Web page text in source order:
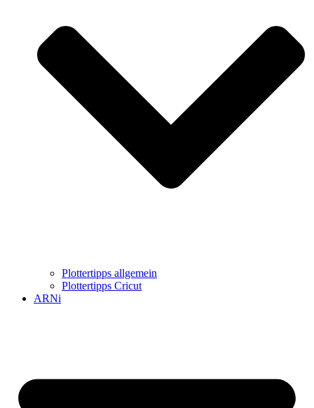
Plottertipps allgemein
Plottertipps Cricut
ARNi